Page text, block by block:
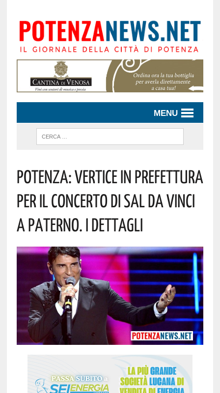
MENU
Potenza: Vertice In Prefettura
Per Il Concerto Di Sal Da Vinci
A Paterno. I Dettagli